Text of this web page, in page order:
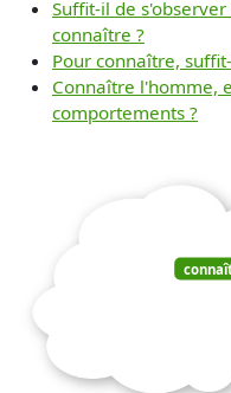
Suffit-il de
connaître ?
Pour connaître,
Connaître l'homme,
comportements ?